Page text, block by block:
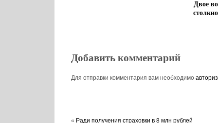
Двое
Добавить комментарий
Для отправки комментария вам необходимо
« Ради получения страховки в 8 млн рублей